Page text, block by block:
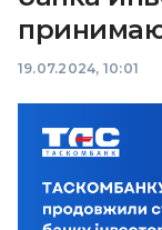
19.07.2024, 10:01